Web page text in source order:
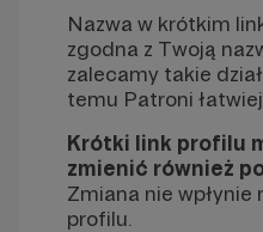
Nazwa w krótkim
zgodna z Twoją
zalecamy takie
temu Patroni
Krótki link profilu
zmienić również
Zmiana nie wpłynie
profilu.